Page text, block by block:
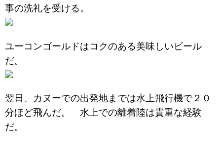
事の洗礼を受ける。
ユーコンゴールドはコクのある美味しいビール
だ。
翌日、カヌーでの出発地までは水上飛行機で２０
分ほど飛んだ。 水上での離着陸は貴重な経験
だ。